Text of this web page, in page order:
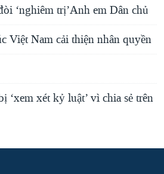
‘nghiêm trị’Anh em Dân chủ
Việt Nam cải thiện nhân quyền
xét kỷ luật’ vì chia sẻ trên